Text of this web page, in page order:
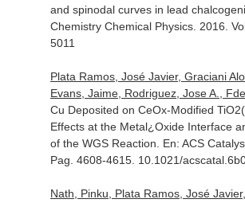
and spinodal curves in lead
Chemistry Chemical Physics. 2016.
5011
Plata Ramos, José Javier, Graciani
Evans, Jaime, Rodriguez, Jose A.,
Cu Deposited on CeOx-Modified
Effects at the Metal¿Oxide Interface
of the WGS Reaction. En: ACS
Pag. 4608-4615. 10.1021/
Nath, Pinku, Plata Ramos, José